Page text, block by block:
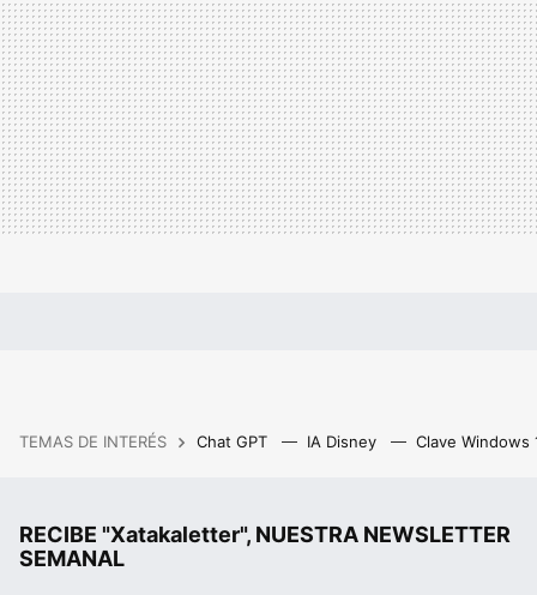
TEMAS DE INTERÉS Chat GPT IA Disney Clave Windows
RECIBE "Xatakaletter", NUESTRA NEWSLETTER
SEMANAL